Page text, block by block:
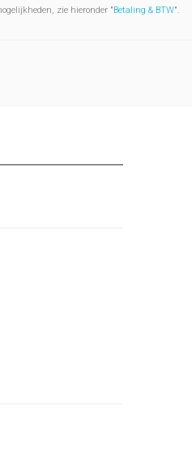
zie hieronder "Betaling & BTW".